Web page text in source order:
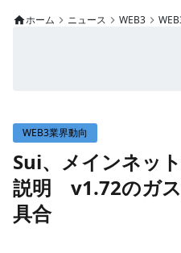
インタビュー/WEB3
WEB3イベント
GAME
ECONOMY
ホーム ニュース WEB3
WEB3業界動向
Sui、メインネッ
説明 v1.72のガ
具合